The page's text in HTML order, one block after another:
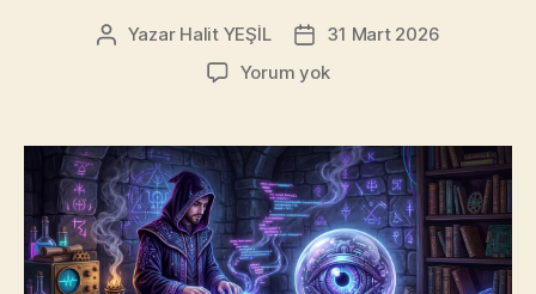
Yazının
Yazar Halit YEŞİL
Yazı
tarihi
31 Mart 2026
Yorum yokPrompt
Yoksa
Kod
Medyumluğu
mu?
Ruh
Çağırma